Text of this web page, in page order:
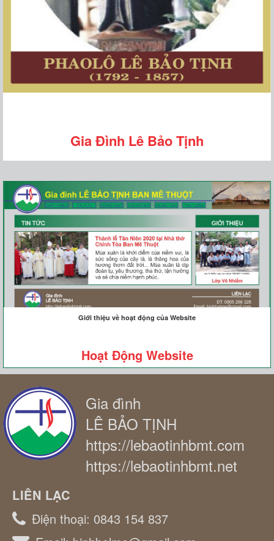
Gia Đình Lê Bảo Tịnh
Giới thiệu về hoạt động của Website
Hoạt Động Website
Gia đình
LÊ BẢO TỊNH
https://lebaotinhbmt.com
https://lebaotinhbmt.net
LIÊN LẠC
Điện thoại: 0843 154 837